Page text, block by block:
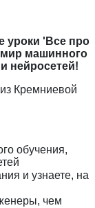
уроки 'Все про
мир машинного
нейросетей!
Кремниевой
обучения,
и узнаете, на
чем